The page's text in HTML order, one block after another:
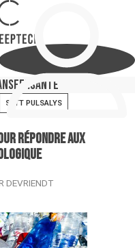
Santé
SATT PULSALYS
répondre aux
DEVRIENDT